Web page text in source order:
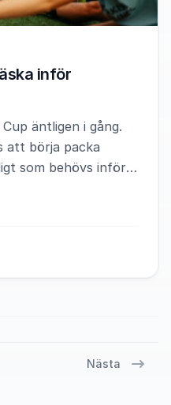
inför
äntligen i gång.
att börja packa
som behövs inför
Nästa